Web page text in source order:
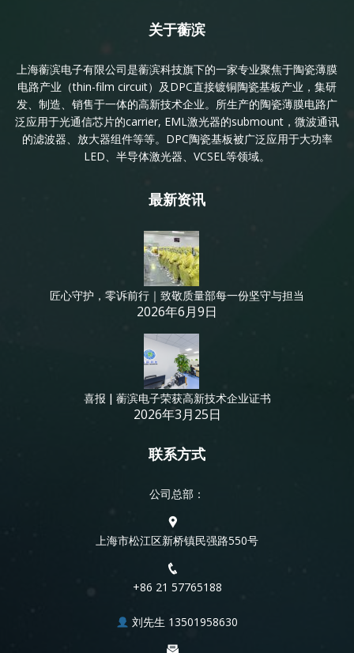
关于蘅滨
上海蘅滨电子有限公司是蘅滨科技旗下的一家专业聚焦于陶瓷薄膜
电路产业（thin-film circuit）及DPC直接镀铜陶瓷基板产业，集研
发、制造、销售于一体的高新技术企业。所生产的陶瓷薄膜电路广
泛应用于光通信芯片的carrier, EML激光器的submount，微波通讯
的滤波器、放大器组件等等。DPC陶瓷基板被广泛应用于大功率
LED、半导体激光器、VCSEL等领域。
最新资讯
匠心守护，零诉前行｜致敬质量部每一份坚守与担当
2026年6月9日
喜报 | 蘅滨电子荣获高新技术企业证书
2026年3月25日
联系方式
公司总部：
上海市松江区新桥镇民强路550号
+86 21 57765188
刘先生 13501958630